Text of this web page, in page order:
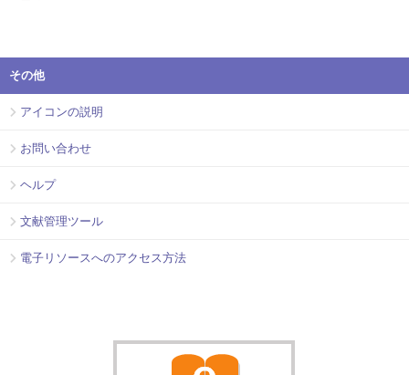
その他
アイコンの説明
お問い合わせ
ヘルプ
文献管理ツール
電子リソースへのアクセス方法